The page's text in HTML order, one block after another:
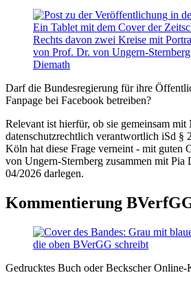
Darf die Bundesregierung für ihre
Fanpage bei Facebook betreiben?
Relevant ist hierfür, ob sie gemeinsam mit
datenschutzrechtlich verantwortlich iSd
Köln hat diese Frage verneint - mit guten
von Ungern-Sternberg zusammen mit
04/2026 darlegen.
Kommentierung
Gedrucktes Buch oder Beckscher Online-